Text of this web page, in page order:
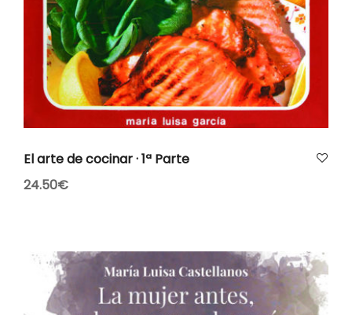
El arte de cocinar · 1ª Parte
24.50€